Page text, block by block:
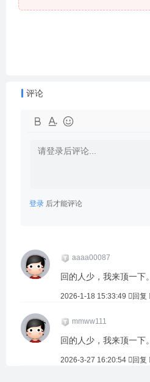
评论
登录 后才能评论
aaaa00087
回的人少，我来顶一下。
2026-1-18 15:33:49 回复
mmww111
回的人少，我来顶一下。
2026-3-27 16:20:54 回复